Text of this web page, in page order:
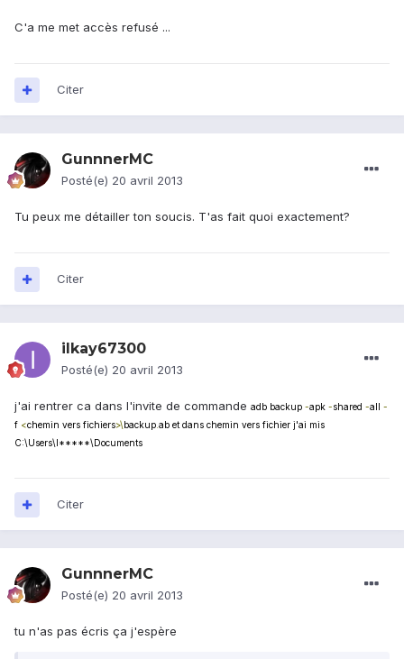
C'a me met accès refusé ...
Citer
GunnnerMC
Posté(e) 20 avril 2013
Tu peux me détailler ton soucis. T'as fait quoi exactement?
Citer
ilkay67300
Posté(e) 20 avril 2013
j'ai rentrer ca dans l'invite de commande adb backup -apk -shared -all -
f <chemin vers fichiers>\ backup ab et dans chemin vers fichier j'ai mis
C:\Users\I*****\Documents
Citer
GunnnerMC
Posté(e) 20 avril 2013
tu n'as pas écris ça j'espère